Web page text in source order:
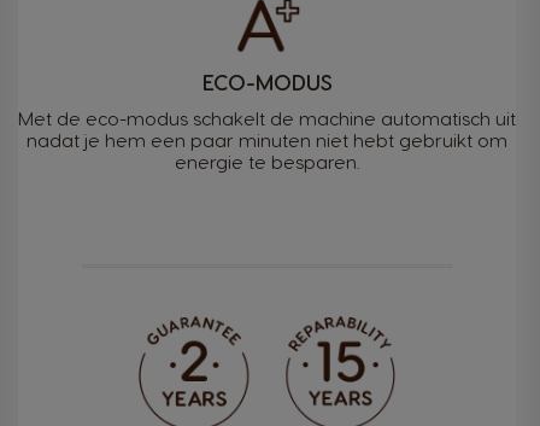
ECO-MODUS
Met de eco-modus schakelt de machine automatisch uit
nadat je hem een paar minuten niet hebt gebruikt om
energie te besparen.